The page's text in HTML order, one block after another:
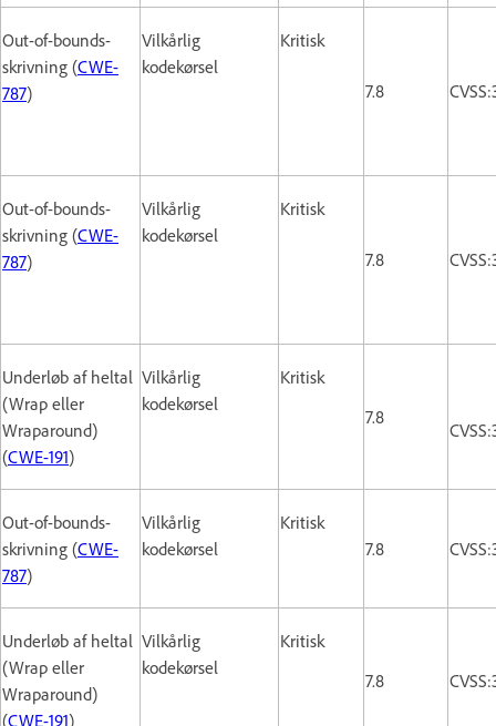
Out-of-bounds-
skrivning (CWE-
787)
Vilkårlig
kodekørsel
Kritisk
7.8
Out-of-bounds-
skrivning (CWE-
787)
Vilkårlig
kodekørsel
Kritisk
7.8
Underløb af heltal
(Wrap eller
Wraparound)
(CWE-191)
Vilkårlig
kodekørsel
Kritisk
7.8
Out-of-bounds-
skrivning (CWE-
787)
Vilkårlig
kodekørsel
Kritisk
7.8
Underløb af heltal
(Wrap eller
Wraparound)
(CWE-191)
Vilkårlig
kodekørsel
Kritisk
7.8